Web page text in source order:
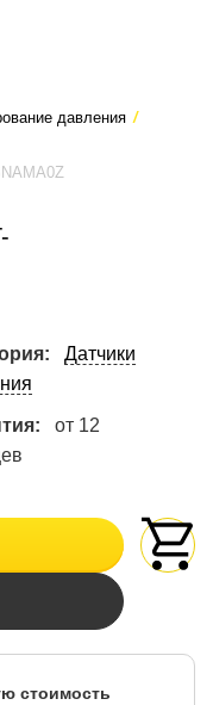
давления /
Датчики
от 12
стоимость